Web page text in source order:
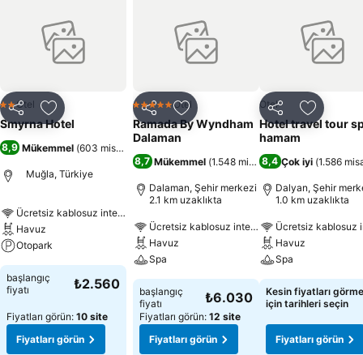
Paylaş Favorilerime ekle
2 Yıldız
Otel
Smyrna Hotel
8,9 Mükemmel (603 misafir puanı
Muğla, Türkiye
Ücretsiz kablosuz internet
Havuz
Otopark
başlangıç
fiyatı
₺2.560
Fiyatları görün: 10 site
Fiyatları görün
Paylaş Favorilerime ekle
5 Yıldız Otel
Ramada By Wyndham
Dalaman
8,7 Mükemmel (1.548 misafir puanı)
Dalaman, Şehir merkezi
2.1 km uzaklıkta
Ücretsiz kablosuz internet
Havuz
Spa
başlangıç
fiyatı
₺6.030
Fiyatları görün: 12 site
Fiyatları görün
Paylaş
Otel
Hotel travel tour
hamam
8,4 Çok iyi (1.586
Dalyan, Şehir
1.0 km uzaklıkta
Ücretsiz kablosuz
Havuz
Spa
Kesin fiyatları
için tarihleri seçin
Fiyatları görün